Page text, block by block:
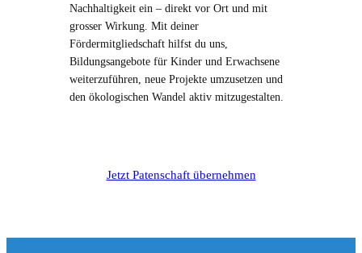
Nachhaltigkeit ein – direkt vor Ort und mit
grosser Wirkung. Mit deiner
Fördermitgliedschaft hilfst du uns,
Bildungsangebote für Kinder und Erwachsene
weiterzuführen, neue Projekte umzusetzen und
den ökologischen Wandel aktiv mitzugestalten.
Jetzt Patenschaft übernehmen